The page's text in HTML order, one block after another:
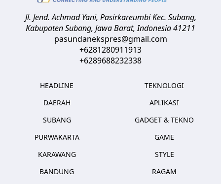
Jl. Jend. Achmad Yani, Pasirkareumbi Kec. Subang,
Kabupaten Subang, Jawa Barat,Indonesia41211
pasundanekspres@gmail.com
+6281280911913
+6289688232338
HEADLINE
DAERAH
SUBANG
PURWAKARTA
KARAWANG
BANDUNG
TEKNOLOGI
APLIKASI
GADGET & TEKNO
GAME
STYLE
RAGAM